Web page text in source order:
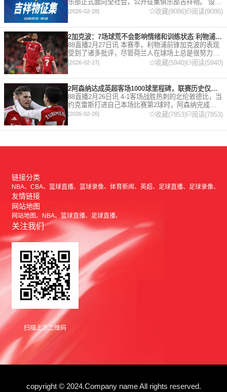
乐部正式面向全社会，公开征集俱乐部吉祥物。 设计
要求 1. 主体形象：必须为龙。龙，是中华民族的精神
[2026-02-28] 收藏(9086) 阅读(9086)
2加克波：7场球荒不会影响情绪和训练状态 利物浦如今已不容有失
88直播2月27日讯 本赛季，利物浦前锋加克波的表现
受到了诸多批评，尽管荷兰人在球场上总是很努力。
在接受天空体育采访时，他谈论了诸多话题。 关于球
队对赛季目前情况的看法 这是一个很好的问题。这个
赛季并
[2026-02-27] 收藏(5940) 阅读(5940)
2阿森纳达成英超客场1000球里程碑，联赛历史仅次于曼联的1063球
88直播2月26日讯 4-1客场战胜热刺的北伦敦德比，当
约克雷斯打进自己本场比赛第2球时，阿森纳完成了
一项了不起的成就，枪手成为英超历史第2支在客场
打进1000球的球队，仅次于曼联的1063球。阿森纳
[2026-02-26] 收藏(7853) 阅读(7853)
链接分类
NBA CBA 篮球直播 篮球录像 体育新闻 英超 足球直播 足球录像
友情链接
网站地图
网站地图 NBA 篮球直播 足球直播
关注我们
扫描上方二维码
copyright © 2024.Company name All rights reserved.